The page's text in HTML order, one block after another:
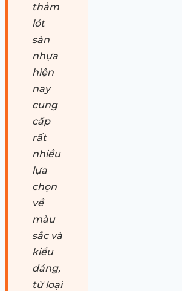
thảm
lót
sàn
nhựa
hiện
nay
cung
cấp
rất
nhiều
lựa
chọn
về
màu
sắc và
kiểu
dáng,
từ loại